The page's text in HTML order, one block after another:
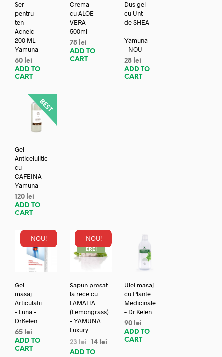
Ser
pentru
ten
Acneic
200 ML
Yamuna
60 lei
ADD TO
CART
Crema
cu ALOE
VERA –
500ml
75 lei
ADD TO
CART
Dus gel
cu Unt
de SHEA
–
Yamuna
– NOU
28 lei
ADD TO
CART
Gel
Anticelulitic
cu
CAFEINA –
Yamuna
120 lei
ADD TO
CART
NOU!
Gel
masaj
Articulatii
– Luna –
DrKelen
65 lei
ADD TO
CART
NOU!
REDUC
ERE!
Sapun presat
la rece cu
LAMAITA
(Lemongrass)
– YAMUNA
Luxury
23lei 14 lei
ADD TO
Ulei masaj
cu Plante
Medicinale
– Dr.Kelen
90 lei
ADD TO
CART